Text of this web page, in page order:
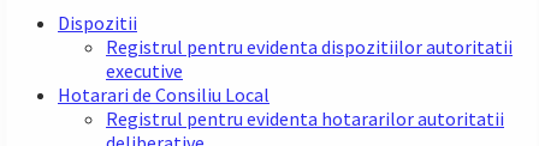
Dispozitii
Registrul pentru evidenta dispozitiilor autoritatii
executive
Hotarari de Consiliu Local
Registrul pentru evidenta hotararilor autoritatii